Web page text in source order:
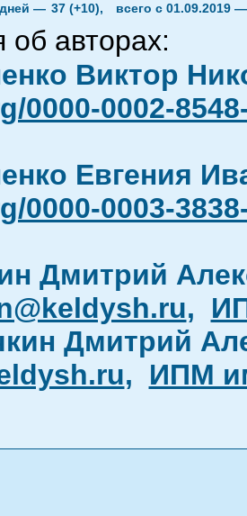
дней — 37 (+10), всего с 01.09.2019
об авторах:
Виктор
0000-0002-
Евгения
0000-0003-
Дмитрий
,
Дмитрий
, ИПМ